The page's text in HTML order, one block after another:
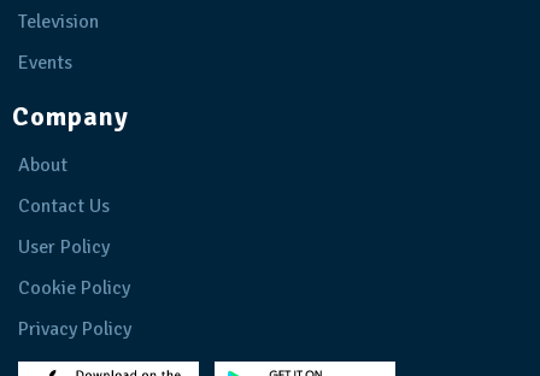
Television
Events
Company
About
Contact Us
User Policy
Cookie Policy
Privacy Policy